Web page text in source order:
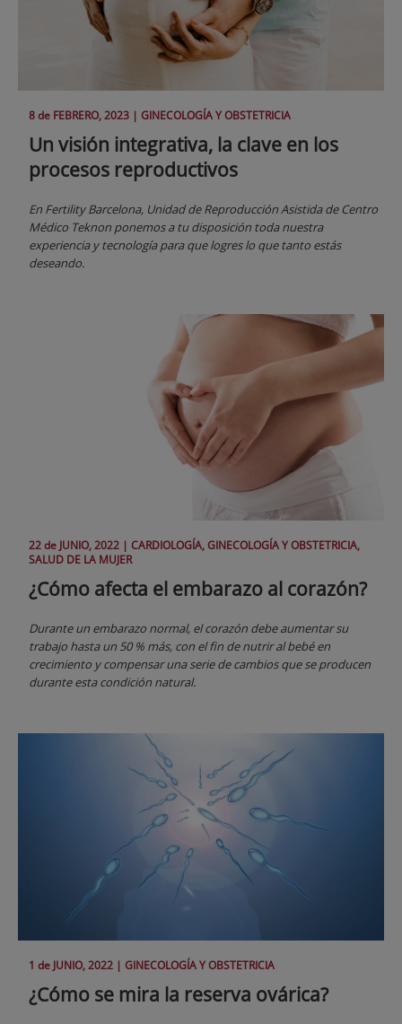
8 de FEBRERO, 2023 | GINECOLOGÍA Y OBSTETRICIA
Un visión integrativa, la clave en los
procesos reproductivos
En Fertility Barcelona, Unidad de Reproducción Asistida de Centro
Médico Teknon ponemos a tu disposición toda nuestra
experiencia y tecnología para que logres lo que tanto estás
deseando.
22 de JUNIO, 2022 | CARDIOLOGÍA, GINECOLOGÍA Y OBSTETRICIA,
SALUD DE LA MUJER
¿Cómo afecta el embarazo al corazón?
Durante un embarazo normal, el corazón debe aumentar su
trabajo hasta un 50 % más, con el fin de nutrir al bebé en
crecimiento y compensar una serie de cambios que se producen
durante esta condición natural.
1 de JUNIO, 2022 | GINECOLOGÍA Y OBSTETRICIA
¿Cómo se mira la reserva ovárica?